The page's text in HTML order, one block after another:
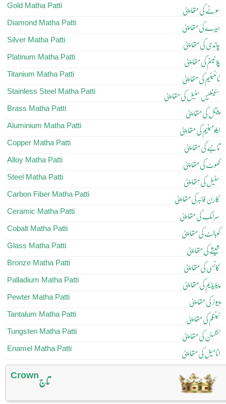
Gold Matha Patti سونے کی متھا پٹی
Diamond Matha Patti ہیرے کی متھا پٹی
Silver Matha Patti چاندی کی متھا پٹی
Platinum Matha Patti پلاٹینم کی متھا پٹی
Titanium Matha Patti ٹائٹینیم کی متھا پٹی
Stainless Steel Matha Patti سٹینلیس سٹیل کی متھا پٹی
Brass Matha Patti پیتل کی متھا پٹی
Aluminium Matha Patti ایلومینیم کی متھا پٹی
Copper Matha Patti تانبے کی متھا پٹی
Alloy Matha Patti کھوٹ کی متھا پٹی
Steel Matha Patti سٹیل کی متھا پٹی
Carbon Fiber Matha Patti کاربن فائبر کی متھا پٹی
Ceramic Matha Patti سرامک کی متھا پٹی
Cobalt Matha Patti کوبالٹ کی متھا پٹی
Glass Matha Patti شیشے کی متھا پٹی
Bronze Matha Patti کانسی کی متھا پٹی
Palladium Matha Patti پیلیڈیم کی متھا پٹی
Pewter Matha Patti پیوٹر کی متھا پٹی
Tantalum Matha Patti ٹینٹلم کی متھا پٹی
Tungsten Matha Patti ٹنگسٹن کی متھا پٹی
Enamel Matha Patti انامیل کی متھا پٹی
Crownتاج